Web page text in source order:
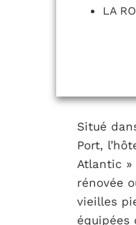
LA
Situé
Port,
Atlantic »
rénovée
vieilles
équipées